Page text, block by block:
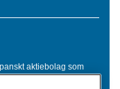
aktiebolag som